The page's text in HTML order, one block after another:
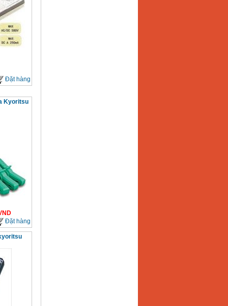
Đặt hàng
Kyoritsu
Đặt hàng